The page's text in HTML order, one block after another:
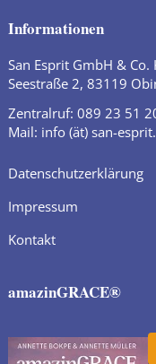
Informationen
San Esprit GmbH & Co.
Seestraße 2, 83119
Zentralruf: 089 23 51
Mail: info (ät) san-
Datenschutzerklärung
Impressum
Kontakt
amazinGRACE®